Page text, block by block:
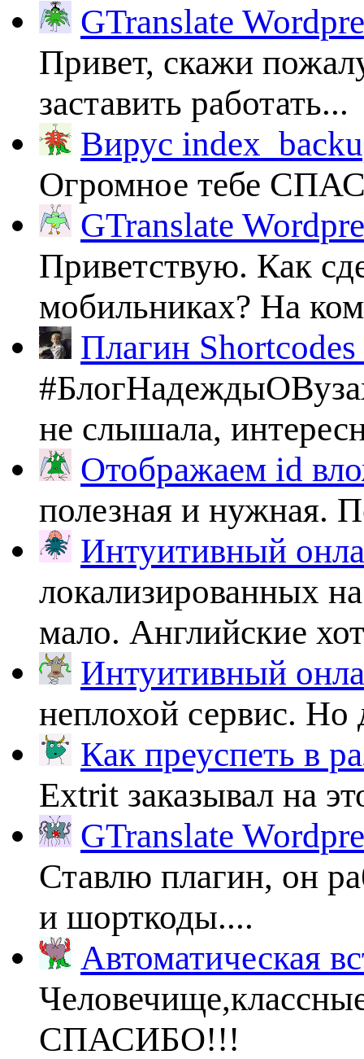
GTranslate
Привет, скажи
заставить работать...
Вирус
Огромное тебе
GTranslate
Приветствую. Как
мобильниках? На
Плагин
не слышала,
Отображаем id
полезная и нужная.
Интуитивный
локализированных
мало. Английские
Интуитивный
неплохой сервис.
Как преуспеть в
Extrit заказывал на
GTranslate
Ставлю плагин, он
и шорткоды....
Автоматическая
СПАСИБО!!!